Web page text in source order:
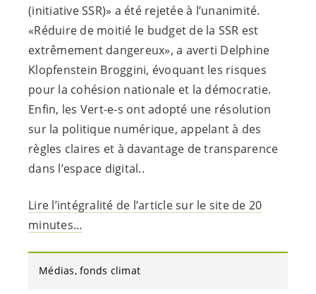
(initiative SSR)» a été rejetée à l’unanimité.
«Réduire de moitié le budget de la SSR est
extrêmement dangereux», a averti Delphine
Klopfenstein Broggini, évoquant les risques
pour la cohésion nationale et la démocratie.
Enfin, les Vert-e-s ont adopté une résolution
sur la politique numérique, appelant à des
règles claires et à davantage de transparence
dans l’espace digital..
Lire l’intégralité de l’article sur le site de 20
minutes…
Médias fonds climat